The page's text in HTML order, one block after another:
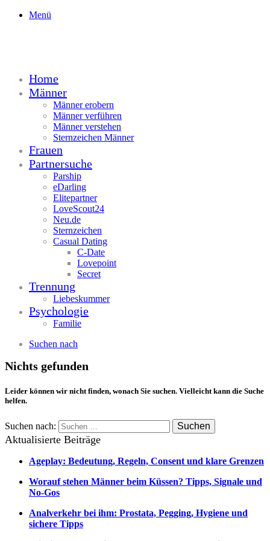
Menü
Home
Männer
Männer erobern
Männer verführen
Männer verstehen
Sternzeichen Männer
Frauen
Partnersuche
Parship
eDarling
Elitepartner
LoveScout24
Neu.de
Sternzeichen
Casual Dating
C-Date
Lovepoint
Secret
Trennung
Liebeskummer
Psychologie
Familie
Suchen nach
Nichts gefunden
Leider können wir nicht finden, wonach Sie suchen. Vielleicht kann die Suche
helfen.
Suchen nach:
Aktualisierte Beiträge
Ageplay: Bedeutung, Regeln, Consent und klare Grenzen
Worauf stehen Männer beim Küssen? Tipps, Signale und
No-Gos
Analverkehr bei ihm: Prostata, Pegging, Hygiene und
sichere Tipps